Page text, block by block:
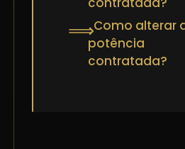
⟹Como alterar
potência
contratada?